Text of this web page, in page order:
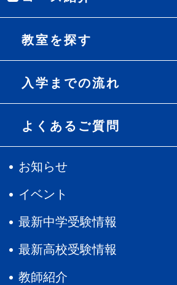
教室を探す
入学までの流れ
よくあるご質問
お知らせ
イベント
最新中学受験情報
最新高校受験情報
教師紹介